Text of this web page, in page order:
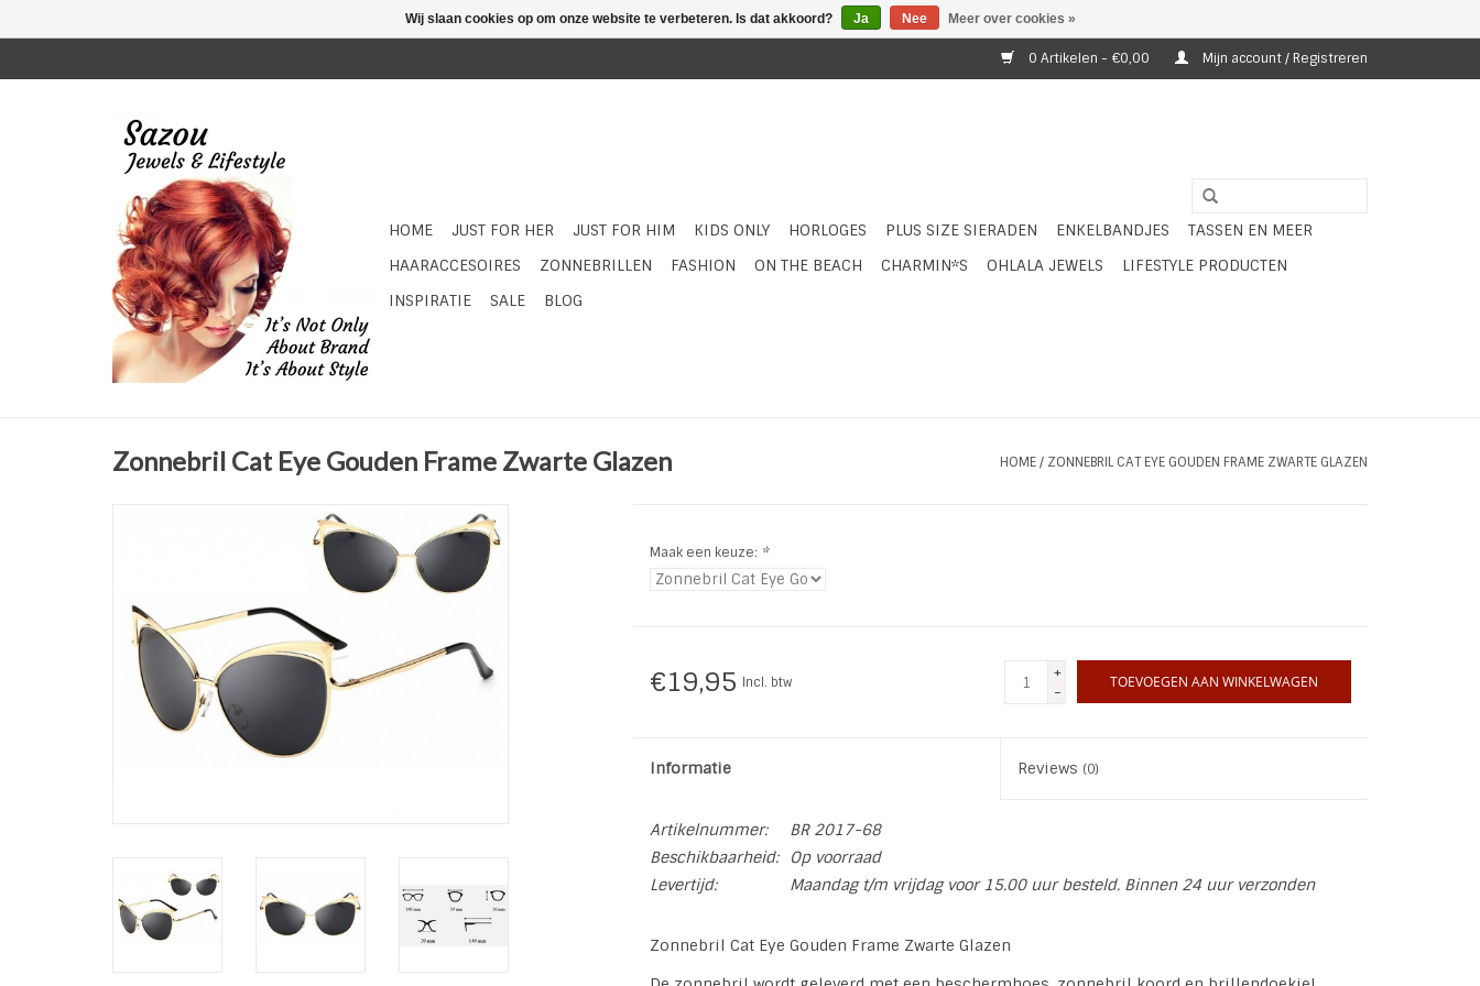
0 Artikelen - €0,00 Mijn account / Registreren
HOME JUST FOR HER JUST FOR HIM KIDS ONLY HORLOGES PLUS SIZE SIERADEN ENKELBANDJES
TASSEN EN MEER
HAARACCESOIRES
ZONNEBRILLEN FASHION ON THE BEACH CHARMIN*S OHLALA JEWELS
LIFESTYLE PRODUCTEN
INSPIRATIE
SALE BLOG
Zonnebril Cat Eye Gouden Frame Zwarte Glazen HOME/ ZONNEBRIL CAT EYE GOUDEN FRAME ZWARTE GLAZEN
Maak een keuze: *
€19,95 Incl. btw
+
-
TOEVOEGEN AAN WINKELWAGEN
Informatie Reviews (0)
Artikelnummer:
BR 2017-68
Beschikbaarheid:
Op voorraad
Levertijd:
Maandag t/m vrijdag voor 15.00 uur besteld. Binnen 24 uur verzonden
Zonnebril Cat Eye Gouden Frame Zwarte Glazen
Wij slaan cookies op om onze website te verbeteren. Is dat akkoord? Ja Nee Meer over cookies »